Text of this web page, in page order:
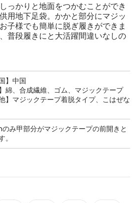
っかりと地面をつかむことができ
用地下足袋。かかと部分にマジッ
子様でも簡単に脱ぎ履きができま
普段履きにと大活躍間違いなしの
】中国
】綿、合成繊維、ゴム、マジックテープ
他】マジックテープ着脱タイプ、こはぜな
み甲部分がマジックテープの前開きと
。